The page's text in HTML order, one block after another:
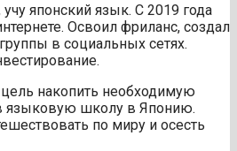
учу японский язык. С 2019 года
Освоил фриланс, создал
в социальных сетях.
накопить необходимую
языковую школу в Японию.
по миру и осесть